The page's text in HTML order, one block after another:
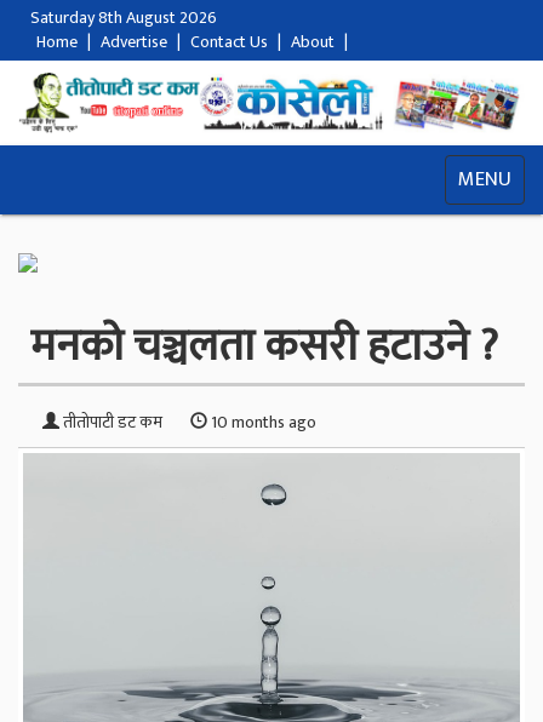
Saturday 8th August 2026
Home | Advertise | Contact Us | About |
MENU
मनको चञ्चलता कसरी हटाउने ?
तीतोपाटी डट कम 10 months ago